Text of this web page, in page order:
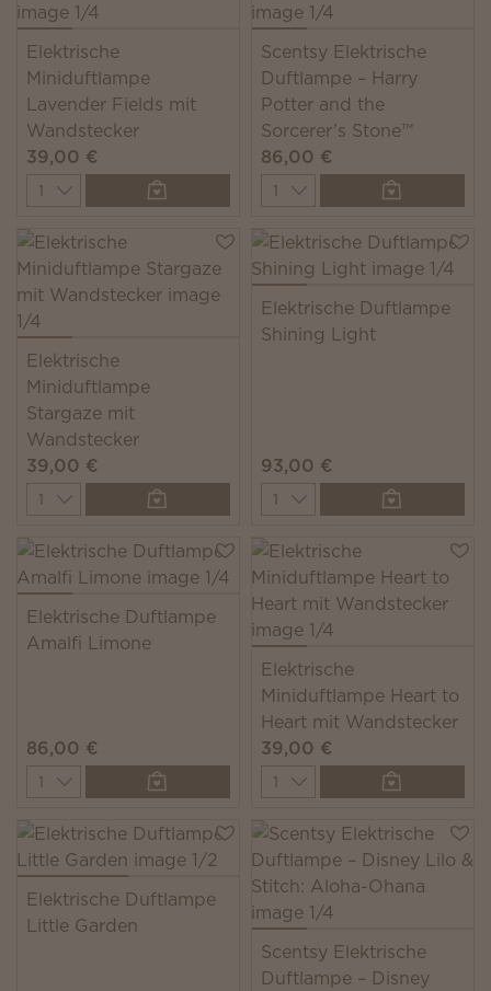
Elektrische
Miniduftlampe
Lavender Fields mit
Wandstecker
39,00 €
Quantity
Scentsy Elektrische
Duftlampe – Harry
Potter and the
Sorcerer’s Stone™
86,00 €
Quantity
Elektrische
Miniduftlampe
Stargaze mit
Wandstecker
39,00 €
Quantity
Elektrische Duftlampe
Shining Light
93,00 €
Quantity
Elektrische Duftlampe
Amalfi Limone
86,00 €
Quantity
Elektrische
Miniduftlampe Heart to
Heart mit Wandstecker
39,00 €
Quantity
Elektrische Duftlampe
Little Garden
Scentsy Elektrische
Duftlampe – Disney